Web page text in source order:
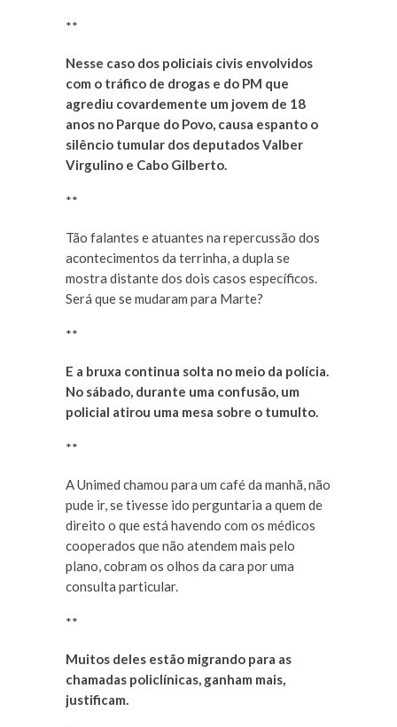
**
Nesse caso dos policiais civis envolvidos
com o tráfico de drogas e do PM que
agrediu covardemente um jovem de 18
anos no Parque do Povo, causa espanto o
silêncio tumular dos deputados Valber
Virgulino e Cabo Gilberto.
**
Tão falantes e atuantes na repercussão dos
acontecimentos da terrinha, a dupla se
mostra distante dos dois casos específicos.
Será que se mudaram para Marte?
**
E a bruxa continua solta no meio da polícia.
No sábado, durante uma confusão, um
policial atirou uma mesa sobre o tumulto.
**
A Unimed chamou para um café da manhã, não
pude ir, se tivesse ido perguntaria a quem de
direito o que está havendo com os médicos
cooperados que não atendem mais pelo
plano, cobram os olhos da cara por uma
consulta particular.
**
Muitos deles estão migrando para as
chamadas policlínicas, ganham mais,
justificam.